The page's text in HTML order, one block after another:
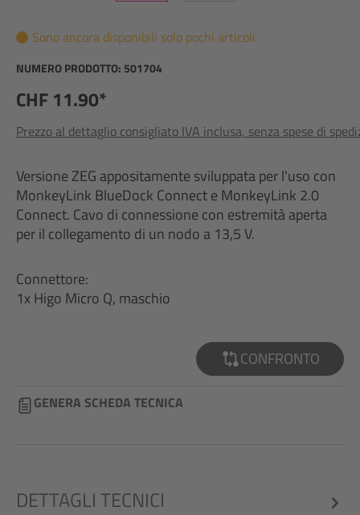
Sono ancora disponibili solo pochi articoli
NUMERO PRODOTTO: 501704
CHF 11.90*
Prezzo al dettaglio consigliato IVA inclusa, senza spese di
Versione ZEG appositamente sviluppata per l'uso con
MonkeyLink BlueDock Connect e MonkeyLink 2.0
Connect. Cavo di connessione con estremità aperta
per il collegamento di un nodo a 13,5 V.
Connettore:
1x Higo Micro Q, maschio
CONFRONTO
GENERA SCHEDA TECNICA
DETTAGLI TECNICI